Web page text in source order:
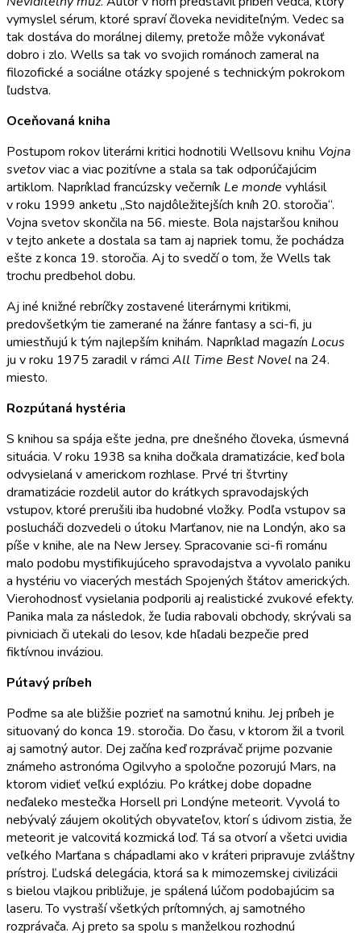
vymyslel sérum, ktoré spraví človeka neviditeľným. Vedec sa
tak dostáva do morálnej dilemy, pretože môže vykonávať
dobro i zlo. Wells sa tak vo svojich románoch zameral na
filozofické a sociálne otázky spojené s technickým pokrokom
ľudstva.
Oceňovaná kniha
Postupom rokov literárni kritici hodnotili Wellsovu knihu Vojna
svetovviac a viac pozitívne a stala sa tak odporúčajúcim
artiklom. Napríklad francúzsky večerník Le monde vyhlásil
v roku 1999 anketu „Sto najdôležitejších kníh 20. storočia“.
Vojna svetov skončila na 56. mieste. Bola najstaršou knihou
v tejto ankete a dostala sa tam aj napriek tomu, že pochádza
ešte z konca 19. storočia. Aj to svedčí o tom, že Wells tak
trochu predbehol dobu.
Aj iné knižné rebríčky zostavené literárnymi kritikmi,
predovšetkým tie zamerané na žánre fantasy a sci-fi, ju
umiestňujú k tým najlepším knihám. Napríklad magazín Locus
ju v roku 1975 zaradil v rámci All Time Best Novel na 24.
miesto.
Rozpútaná hystéria
S knihou sa spája ešte jedna, pre dnešného človeka, úsmevná
situácia. V roku 1938 sa kniha dočkala dramatizácie, keď bola
odvysielaná v americkom rozhlase. Prvé tri štvrtiny
dramatizácie rozdelil autor do krátkych spravodajských
vstupov, ktoré prerušili iba hudobné vložky. Podľa vstupov sa
poslucháči dozvedeli o útoku Marťanov, nie na Londýn, ako sa
píše v knihe, ale na New Jersey. Spracovanie sci-fi románu
malo podobu mystifikujúceho spravodajstva a vyvolalo paniku
a hystériu vo viacerých mestách Spojených štátov amerických.
Vierohodnosť vysielania podporili aj realistické zvukové efekty.
Panika mala za následok, že ľudia rabovali obchody, skrývali sa
pivniciach či utekali do lesov, kde hľadali bezpečie pred
fiktívnou inváziou.
Pútavý príbeh
Poďme sa ale bližšie pozrieť na samotnú knihu. Jej príbeh je
situovaný do konca 19. storočia. Do času, v ktorom žil a tvoril
aj samotný autor. Dej začína keď rozprávač prijme pozvanie
známeho astronóma Ogilvyho a spoločne pozorujú Mars, na
ktorom vidieť veľkú explóziu. Po krátkej dobe dopadne
neďaleko mestečka Horsell pri Londýne meteorit. Vyvolá to
nebývalý záujem okolitých obyvateľov, ktorí s údivom zistia, že
meteorit je valcovitá kozmická loď. Tá sa otvorí a všetci uvidia
veľkého Marťana s chápadlami ako v kráteri pripravuje zvláštny
prístroj. Ľudská delegácia, ktorá sa k mimozemskej civilizácii
s bielou vlajkou približuje, je spálená lúčom podobajúcim sa
laseru. To vystraší všetkých prítomných, aj samotného
rozprávača. Aj preto sa spolu s manželkou rozhodnú